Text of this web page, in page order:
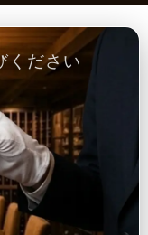
ください